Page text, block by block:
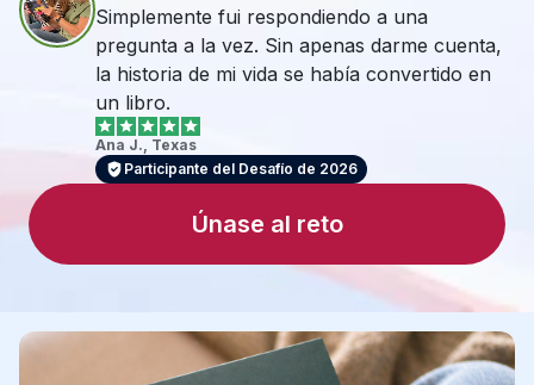
Simplemente fui respondiendo a una
pregunta a la vez. Sin apenas darme cuenta,
la historia de mi vida se había convertido en
un libro.
Ana J., Texas
Participante del Desafío de 2026
Únase al reto